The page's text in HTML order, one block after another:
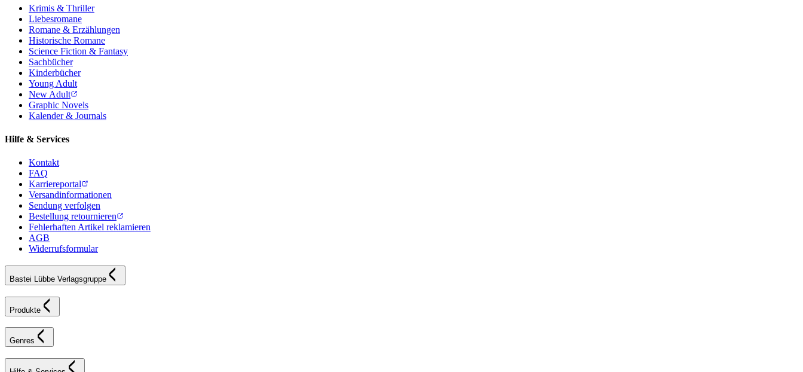
Krimis & Thriller
Liebesromane
Romane & Erzählungen
Historische Romane
Science Fiction & Fantasy
Sachbücher
Kinderbücher
Young Adult
New Adult
Graphic Novels
Kalender & Journals
Hilfe & Services
Kontakt
FAQ
Karriereportal
Versandinformationen
Sendung verfolgen
Bestellung retournieren
Fehlerhaften Artikel reklamieren
AGB
Widerrufsformular
Bastei Lübbe Verlagsgruppe
Produkte
Genres